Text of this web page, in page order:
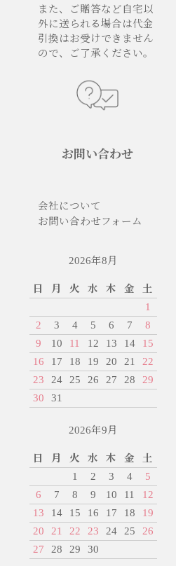
また、ご贈答など自宅以
外に送られる場合は代金
引換はお受けできません
ので、ご了承ください。
お問い合わせ
会社について
お問い合わせフォーム
2026年8月
日 月 火 水 木 金
土
1
2
3 4 5 6 7
8
9
10 11 12 13 14
15
16
17 18 19 20 21
22
23
24 25 26 27 28
29
30
31
2026年9月
日 月 火 水 木 金
土
1
2 3 4
5
6
7 8 9 10 11
12
13
14 15 16 17 18
19
20
21 22 23 24 25
26
27
28 29 30